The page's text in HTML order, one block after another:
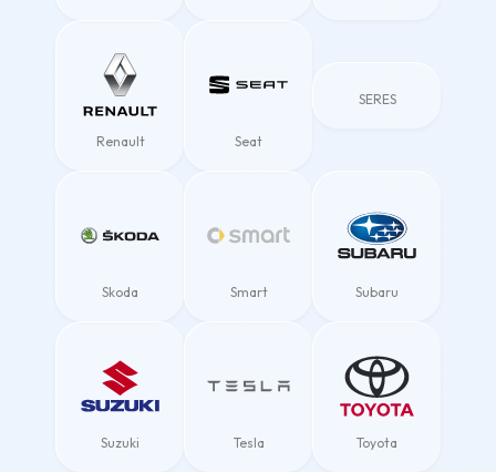
Renault Seat
SERES
Skoda Smart Subaru
Suzuki Tesla Toyota